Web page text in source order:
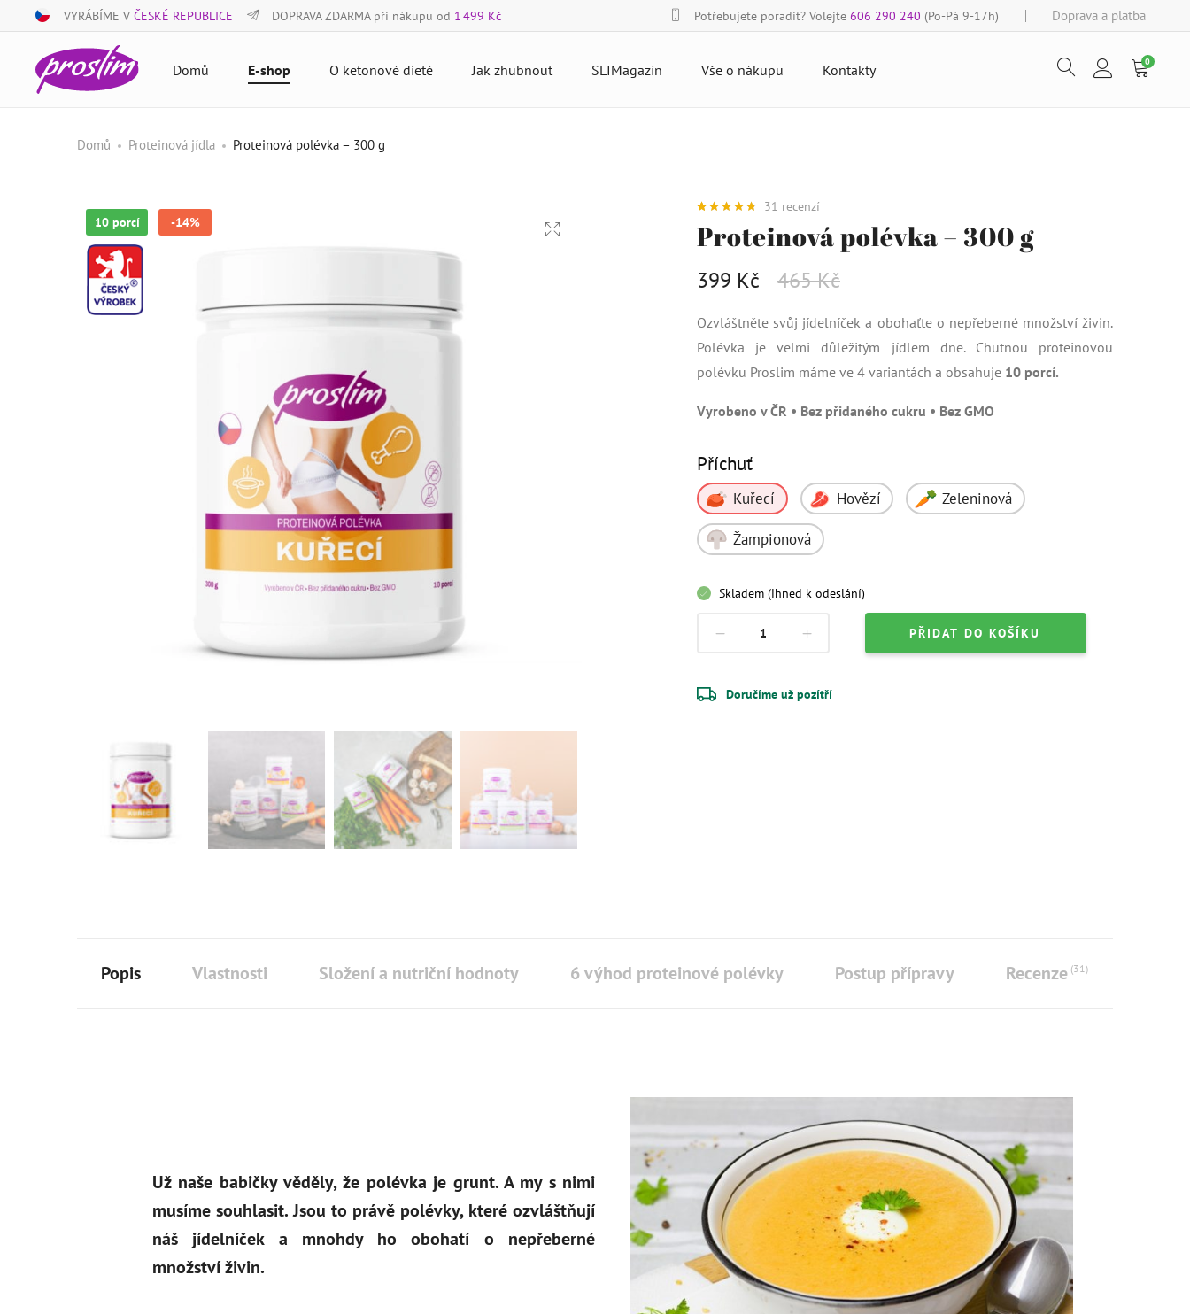
VYRÁBÍME V ČESKÉ REPUBLICE DOPRAVA ZDARMA při nákupu od 1 499 Kč Potřebujete poradit? Volejte 606 290 240 (Po-Pá 9-17h) Doprava a platba
Domů E-shop O ketonové dietě Jak zhubnout SLIMagazín Vše o nákupu Kontakty 0
Domů Proteinová jídla Proteinová polévka – 300 g
10 porcí -14%
Hodnoceno
4.87z 5 na
základě
31
zákazníků
31 recenzí
Proteinová polévka – 300 g
465Kč
399 Kč
Ozvláštněte svůj jídelníček a obohaťte o nepřeberné množství živin.
Polévka je velmi důležitým jídlem dne. Chutnou proteinovou
polévku Proslim máme ve 4 variantách a obsahuje 10 porcí.
Vyrobeno v ČR • Bez přidaného cukru • Bez GMO
Příchuť
Skladem (ihned k odeslání)
PŘIDAT DO KOŠÍKU
Doručíme už pozítří
Popis Vlastnosti Složení a nutriční hodnoty 6 výhod proteinové polévky Postup přípravy Recenze(31)
Už naše babičky věděly, že polévka je grunt. A my s nimi
musíme souhlasit. Jsou to právě polévky, které ozvláštňují
náš jídelníček a mnohdy ho obohatí o nepřeberné
množství živin.